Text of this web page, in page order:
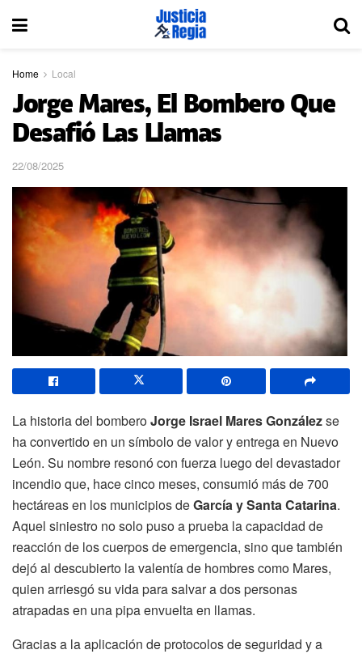
Home Local
Jorge Mares, El Bombero Que
Desafió Las Llamas
22/08/2025
La historia del bomberoJorge Israel Mares Gonzálezse
ha convertido en un símbolo de valor y entrega en Nuevo
León. Su nombre resonó con fuerza luego del devastador
incendio que, hace cinco meses, consumió más de 700
hectáreas en los municipios deGarcía y Santa Catarina.
Aquel siniestro no solo puso a prueba la capacidad de
reacción de los cuerpos de emergencia, sino que también
dejó al descubierto la valentía de hombres como Mares,
quien arriesgó su vida para salvar a dos personas
atrapadas en una pipa envuelta en llamas.
Gracias a la aplicación de protocolos de seguridad y a